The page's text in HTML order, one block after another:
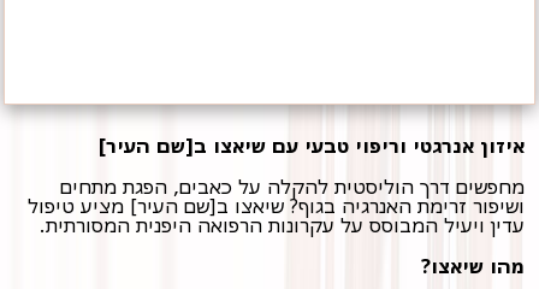
איזון אנרגטי וריפוי טבעי עם שיאצו ב[שם העיר]
עדין ויעיל המבוסס על עקרונות הרפואה היפנית המסורתית.
מהו שיאצו?